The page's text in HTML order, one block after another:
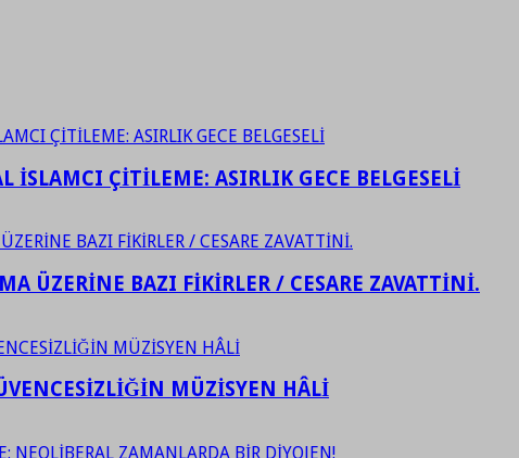
İSLAMCI ÇİTİLEME: ASIRLIK GECE BELGESELİ
ÜZERİNE BAZI FİKİRLER / CESARE ZAVATTİNİ.
MÜZİSYEN HÂLİ